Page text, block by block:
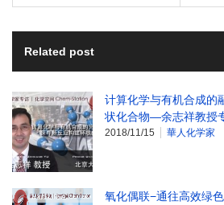
Related post
计算化学与有机合成的
状化合物—余志祥教授
2018/11/15 華人化学家
氧化偶联−通往高效绿